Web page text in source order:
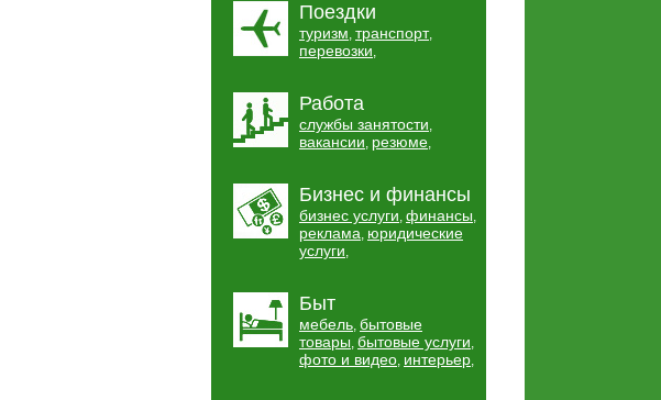
Поездки
туризм, транспорт,
перевозки,
Работа
службы занятости,
вакансии, резюме,
Бизнес и финансы
бизнес услуги, финансы,
реклама, юридические
услуги,
Быт
мебель, бытовые
товары, бытовые услуги,
фото и видео, интерьер,